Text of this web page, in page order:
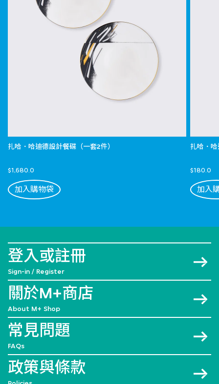
扎哈．哈迪德設計餐碟（一套2件）
$1,680.0
加入購物袋
扎哈．
$180.0
加入
登入或註冊
Sign-in / Register
關於M+商店
About M+ Shop
常見問題
FAQs
政策與條款